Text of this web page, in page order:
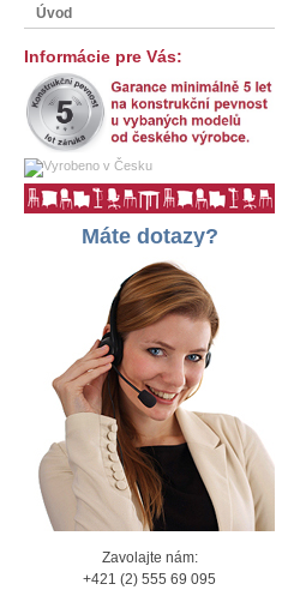
Úvod
Informácie pre Vás:
Máte dotazy?
Zavolajte nám:
+421 (2) 555 69 095